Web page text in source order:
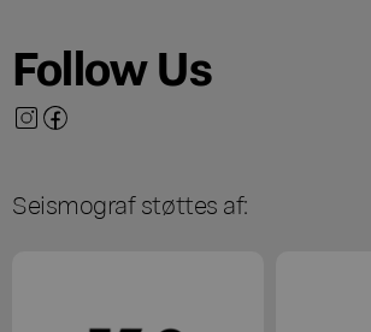
Follow Us
Seismograf støttes af: